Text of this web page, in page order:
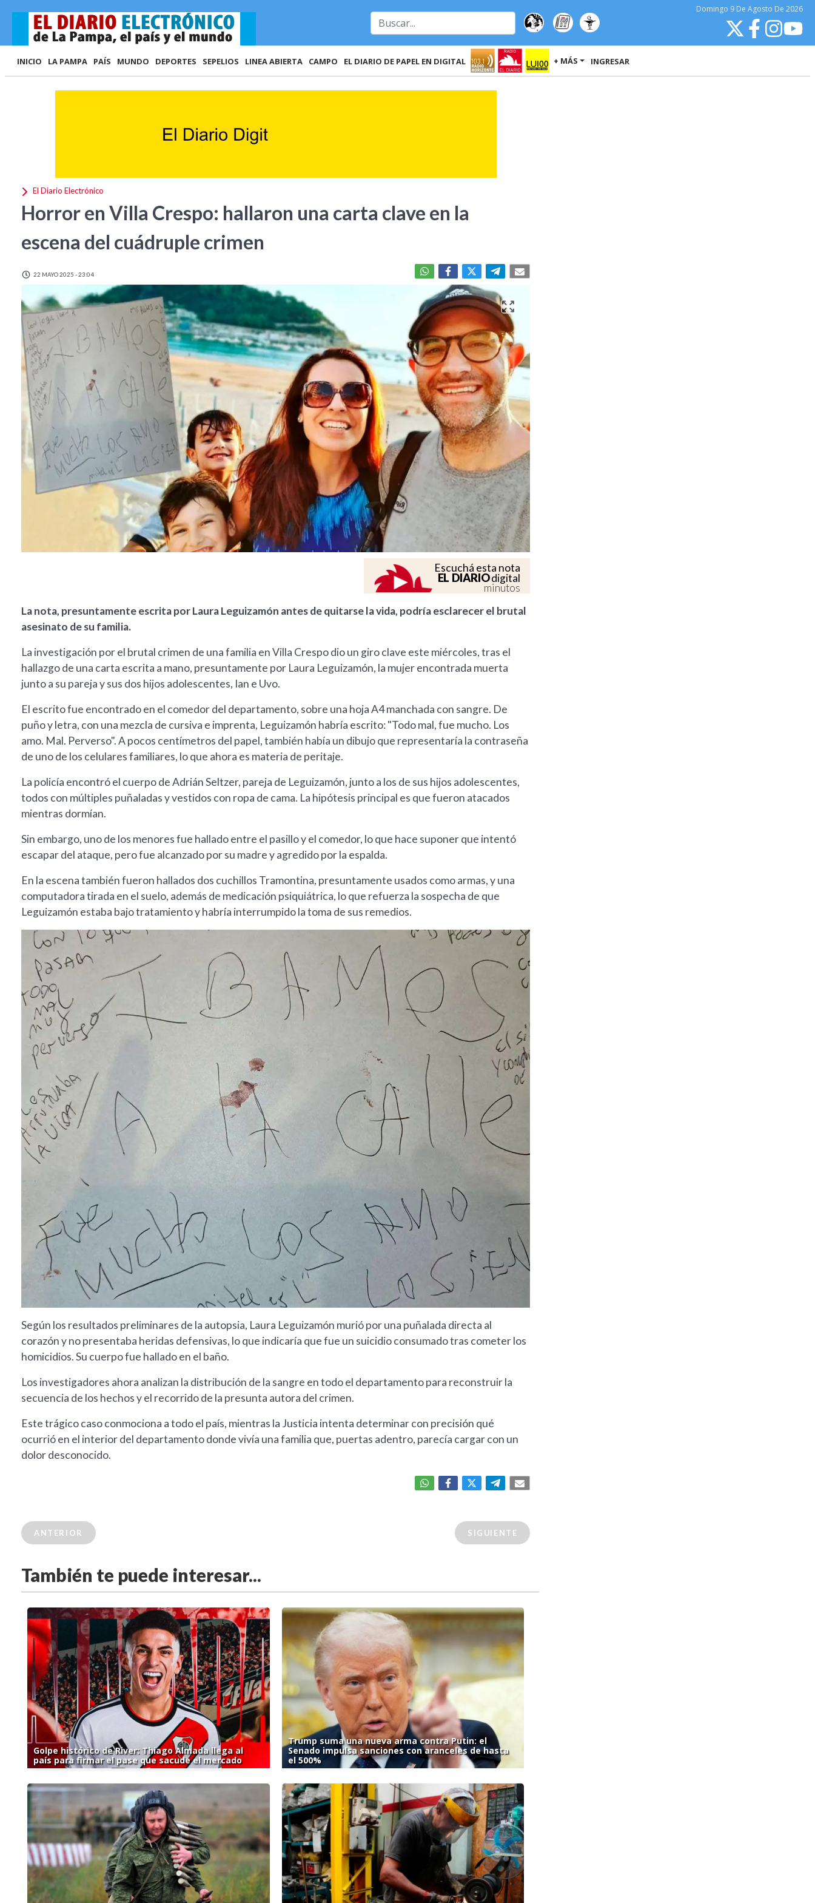
Domingo 9 De Agosto De 2026
INICIO LA PAMPA PAÍS MUNDO DEPORTES SEPELIOS LINEA ABIERTA CAMPO EL DIARIO DE PAPEL EN DIGITAL + MÁS INGRESAR
El Diario Electrónico
Horror en Villa Crespo: hallaron una carta clave en la
escena del cuádruple crimen
22 MAYO 2025 - 23:04
Escuchá esta nota
EL DIARIOdigital
minutos
La nota, presuntamente escrita por Laura Leguizamón antes de quitarse la vida, podría esclarecer el brutal
asesinato de su familia.
La investigación por el brutal crimen de una familia en Villa Crespo dio un giro clave este miércoles, tras el
hallazgo de una carta escrita a mano, presuntamente por Laura Leguizamón, la mujer encontrada muerta
junto a su pareja y sus dos hijos adolescentes, Ian e Uvo.
El escrito fue encontrado en el comedor del departamento, sobre una hoja A4 manchada con sangre. De
puño y letra, con una mezcla de cursiva e imprenta, Leguizamón habría escrito: "Todo mal, fue mucho. Los
amo. Mal. Perverso". A pocos centímetros del papel, también había un dibujo que representaría la contraseña
de uno de los celulares familiares, lo que ahora es materia de peritaje.
La policía encontró el cuerpo de Adrián Seltzer, pareja de Leguizamón, junto a los de sus hijos adolescentes,
todos con múltiples puñaladas y vestidos con ropa de cama. La hipótesis principal es que fueron atacados
mientras dormían.
Sin embargo, uno de los menores fue hallado entre el pasillo y el comedor, lo que hace suponer que intentó
escapar del ataque, pero fue alcanzado por su madre y agredido por la espalda.
En la escena también fueron hallados dos cuchillos Tramontina, presuntamente usados como armas, y una
computadora tirada en el suelo, además de medicación psiquiátrica, lo que refuerza la sospecha de que
Leguizamón estaba bajo tratamiento y habría interrumpido la toma de sus remedios.
Según los resultados preliminares de la autopsia, Laura Leguizamón murió por una puñalada directa al
corazón y no presentaba heridas defensivas, lo que indicaría que fue un suicidio consumado tras cometer los
homicidios. Su cuerpo fue hallado en el baño.
Los investigadores ahora analizan la distribución de la sangre en todo el departamento para reconstruir la
secuencia de los hechos y el recorrido de la presunta autora del crimen.
Este trágico caso conmociona a todo el país, mientras la Justicia intenta determinar con precisión qué
ocurrió en el interior del departamento donde vivía una familia que, puertas adentro, parecía cargar con un
dolor desconocido.
ANTERIOR SIGUIENTE
También te puede interesar...
Golpe histórico de River: Thiago Almada llega al
país para firmar el pase que sacude el mercado
Trump suma una nueva arma contra Putin: el
Senado impulsa sanciones con aranceles de hasta
el 500%